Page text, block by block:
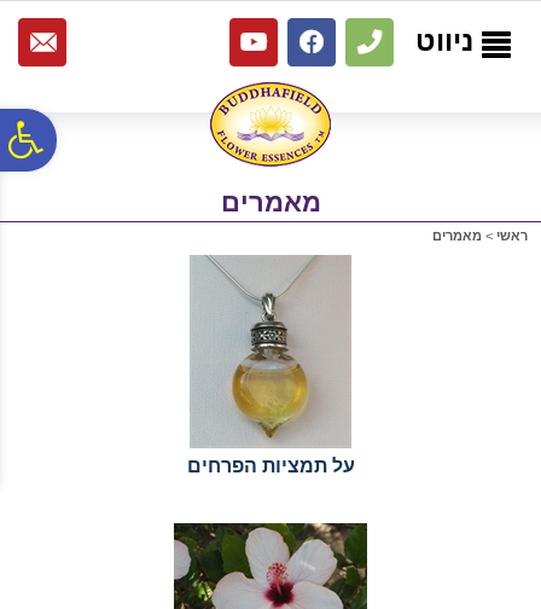
נגישות
אתר
המרכזי
ניווט
מאמרים
ראשי > מאמרים
על תמציות הפרחים